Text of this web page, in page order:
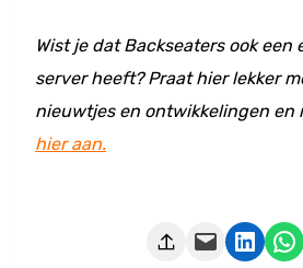
Wist je dat Backseaters ook een
server heeft? Praat hier lekker
nieuwtjes en ontwikkelingen en
hier aan.
Deze pagina e-mailen Delen op LinkedIn Delen via WhatsApp